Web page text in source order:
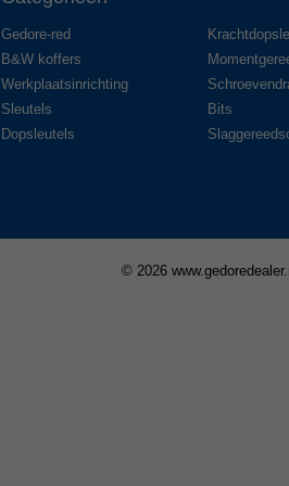
Gedore-red
B&W koffers
Werkplaatsinrichting
Sleutels
Dopsleutels
Bits
© 2026